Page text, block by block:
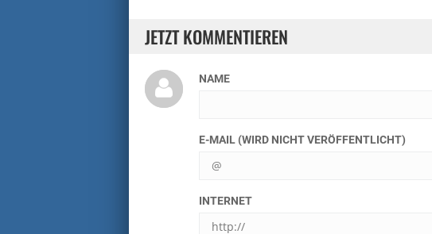
JETZT KOMMENTIEREN
NAME
E-MAIL (WIRD NICHT VERÖFFENTLICHT)
INTERNET